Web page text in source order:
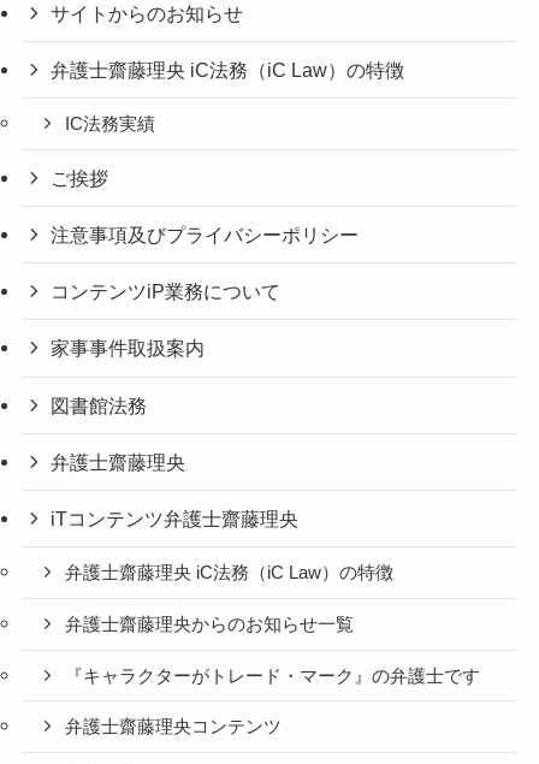
サイトからのお知らせ
弁護士齋藤理央 iC法務（iC Law）の特徴
IC法務実績
ご挨拶
注意事項及びプライバシーポリシー
コンテンツiP業務について
家事事件取扱案内
図書館法務
弁護士齋藤理央
iTコンテンツ弁護士齋藤理央
弁護士齋藤理央 iC法務（iC Law）の特徴
弁護士齋藤理央からのお知らせ一覧
『キャラクターがトレード・マーク』の弁護士です
弁護士齋藤理央コンテンツ